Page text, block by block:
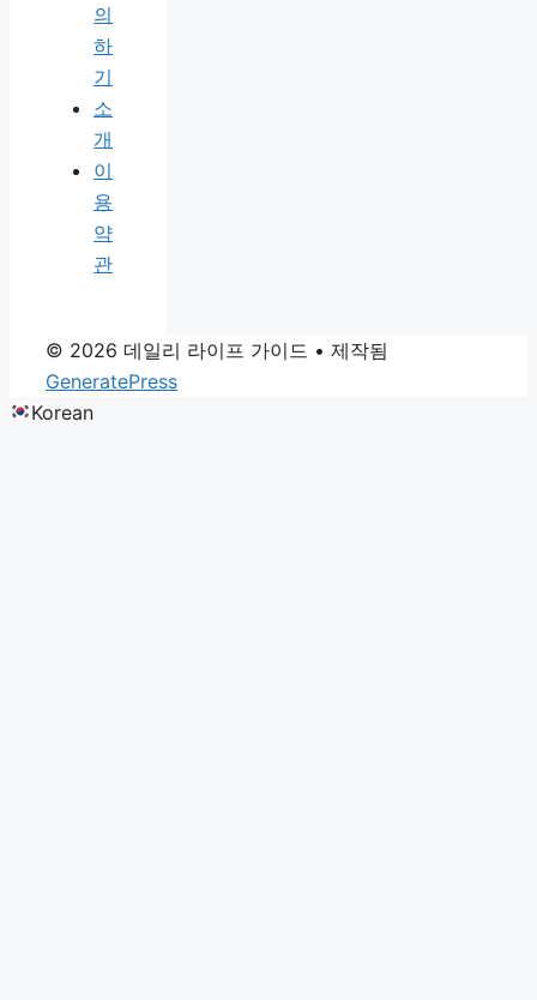
의
하
기
소
개
이
용
약
관
© 2026 데일리 라이프 가이드 • 제작됨
GeneratePress
Korean